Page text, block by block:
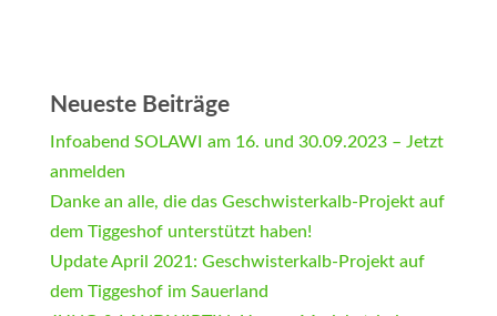
Neueste Beiträge
Infoabend SOLAWI am 16. und 30.09.2023 – Jetzt
anmelden
Danke an alle, die das Geschwisterkalb-Projekt auf
dem Tiggeshof unterstützt haben!
Update April 2021: Geschwisterkalb-Projekt auf
dem Tiggeshof im Sauerland